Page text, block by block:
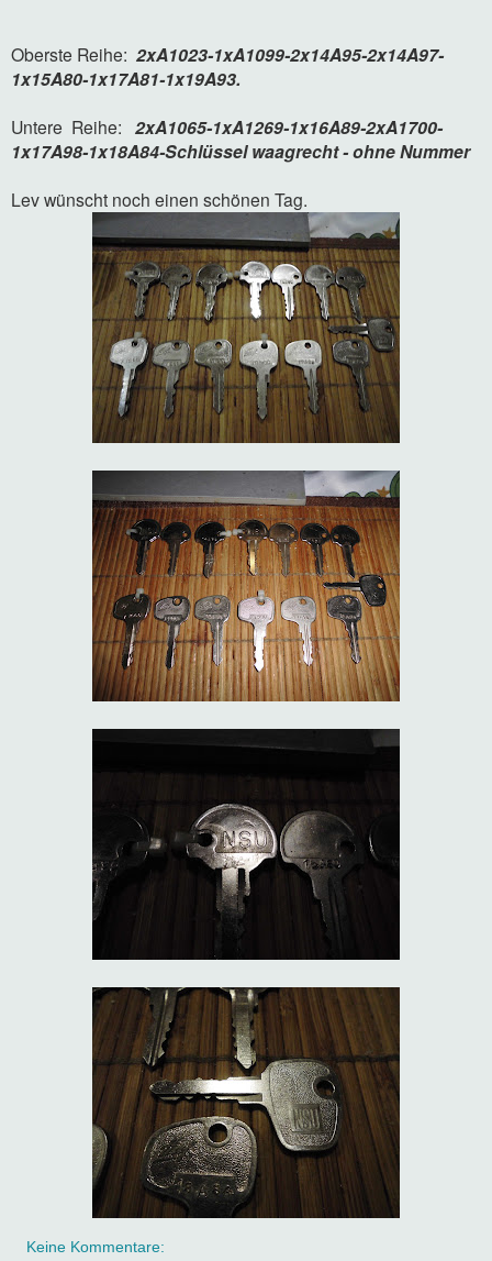
Oberste Reihe: 2xA1023-1xA1099-2x14A95-2x14A97-
1x15A80-1x17A81-1x19A93.
Untere Reihe: 2xA1065-1xA1269-1x16A89-2xA1700-
1x17A98-1x18A84-Schlüssel waagrecht - ohne Nummer
Lev wünscht noch einen schönen Tag.
Keine Kommentare: